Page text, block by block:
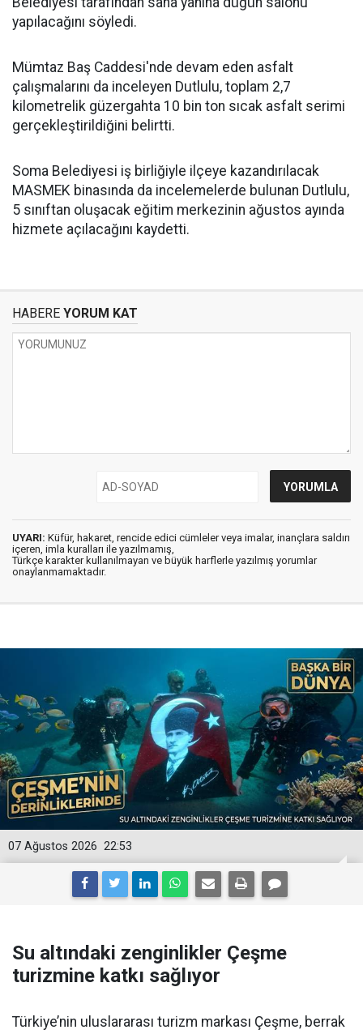
yapılacağını söyledi.
Mümtaz Baş Caddesi'nde devam eden asfalt
çalışmalarını da inceleyen Dutlulu, toplam 2,7
kilometrelik güzergahta 10 bin ton sıcak asfalt serimi
gerçekleştirildiğini belirtti.
Soma Belediyesi iş birliğiyle ilçeye kazandırılacak
MASMEK binasında da incelemelerde bulunan Dutlulu,
5 sınıftan oluşacak eğitim merkezinin ağustos ayında
hizmete açılacağını kaydetti.
HABERE YORUM KAT
UYARI: Küfür, hakaret, rencide edici cümleler veya imalar, inançlara saldırı
içeren, imla kuralları ile yazılmamış,
Türkçe karakter kullanılmayan ve büyük harflerle yazılmış yorumlar
onaylanmamaktadır.
22:53
07 Ağustos 2026
Su altındaki zenginlikler Çeşme
turizmine katkı sağlıyor
Türkiye’nin uluslararası turizm markası Çeşme, berrak